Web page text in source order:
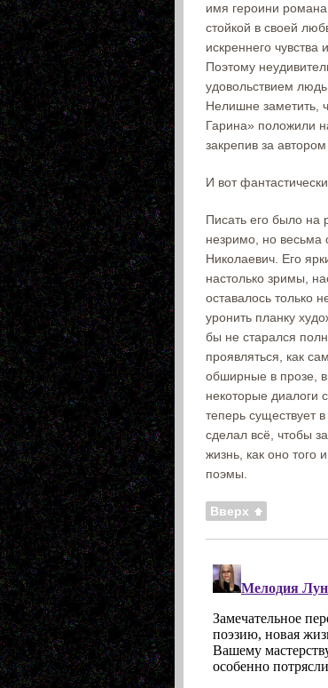
имя героини
стойкой в своей
искреннего чувства
Поэтому
удовольствием
Нелишне заметить,
Гарина» положили
закрепив за
И вот
Писать его было на
незримо, но весьма
Николаевич. Его
настолько зримы,
оставалось только
уронить планку
бы не старался
проявляться, как
обширные в прозе, в
некоторые диалоги
теперь существует
сделал всё, чтобы
жизнь, как оно того
поэмы.
Вверх